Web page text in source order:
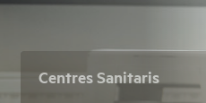
Centres Sanitaris